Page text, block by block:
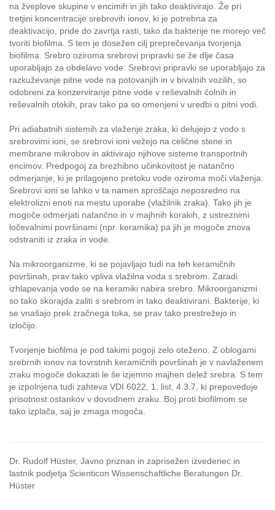
na žveplove skupine v encimih in jih tako deaktivirajo. Že pri
tretjini koncentracije srebrovih ionov, ki je potrebna za
deaktivacijo, pride do zavrtja rasti, tako da bakterije ne morejo več
tvoriti biofilma. S tem je dosežen cilj preprečevanja tvorjenja
biofilma. Srebro oziroma srebrovi pripravki se že dlje časa
uporabljajo za obdelavo vode. Srebrovi pripravki se uporabljajo za
razkuževanje pitne vode na potovanjih in v bivalnih vozilih, so
odobreni za konzerviranje pitne vode v reševalnih čolnih in
reševalnih otokih, prav tako pa so omenjeni v uredbi o pitni vodi.
Pri adiabatnih sistemih za vlaženje zraka, ki delujejo z vodo s
srebrovimi ioni, se srebrovi ioni vežejo na celične stene in
membrane mikrobov in aktivirajo njihove sisteme transportnih
encimov. Predpogoj za brezhibno učinkovitost je natančno
odmerjanje, ki je prilagojeno pretoku vode oziroma moči vlaženja.
Srebrovi ioni se lahko v ta namen sproščajo neposredno na
elektrolizni enoti na mestu uporabe (vlažilnik zraka). Tako jih je
mogoče odmerjati natančno in v majhnih korakih, z ustreznimi
ločevalnimi površinami (npr. keramika) pa jih je mogoče znova
odstraniti iz zraka in vode.
Na mikroorganizme, ki se pojavljajo tudi na teh keramičnih
površinah, prav tako vpliva vlažilna voda s srebrom. Zaradi
izhlapevanja vode se na keramiki nabira srebro. Mikroorganizmi
so tako skorajda zaliti s srebrom in tako deaktivirani. Bakterije, ki
se vnašajo prek zračnega toka, se prav tako prestrežejo in
izločijo.
Tvorjenje biofilma je pod takimi pogoji zelo oteženo. Z oblogami
srebrnih ionov na tovrstnih keramičnih površinah je v navlaženem
zraku mogoče dokazati le še izjemno majhen delež srebra. S tem
je izpolnjena tudi zahteva VDI 6022, 1. list, 4.3.7, ki prepoveduje
prisotnost ostankov v dovodnem zraku. Boj proti biofilmom se
tako izplača, saj je zmaga mogoča.
Dr. Rudolf Hüster, Javno priznan in zaprisežen izvedenec in
lastnik podjetja Scienticon Wissenschaftliche Beratungen Dr.
Hüster